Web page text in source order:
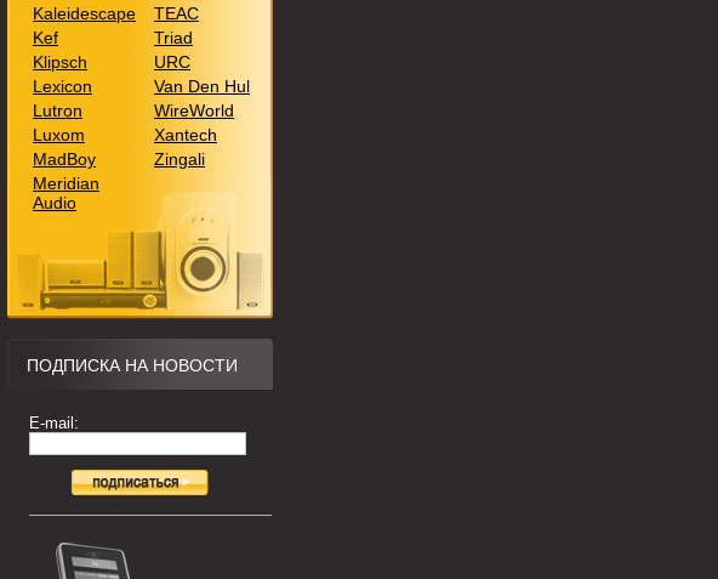
Kaleidescape
Kef
Klipsch
Lexicon
Lutron
Luxom
MadBoy
Meridian
Audio
TEAC
Triad
URC
Van Den Hul
WireWorld
Xantech
Zingali
ПОДПИСКА НА НОВОСТИ
E-mail: